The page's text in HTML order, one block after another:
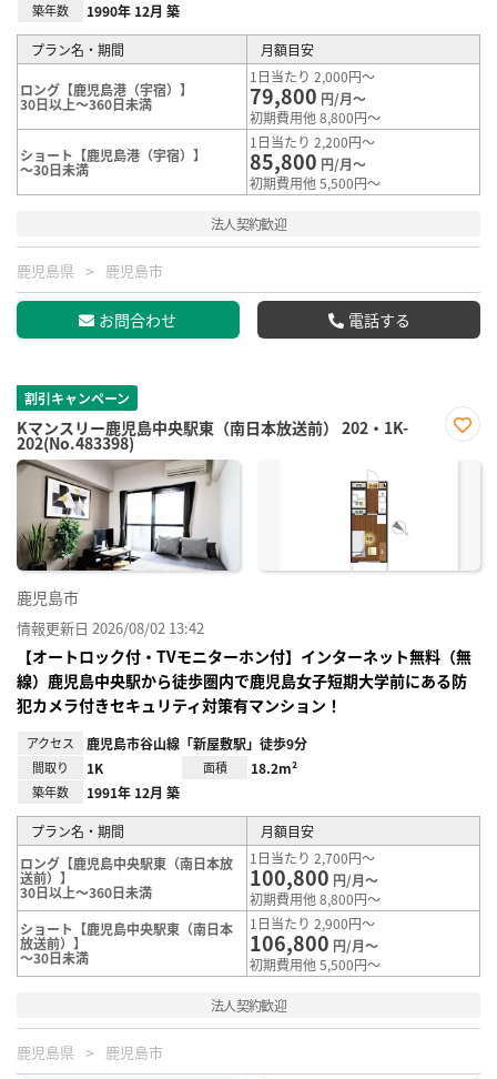
築年数 1990年 12月 築
プラン名・期間 月額目安
ロング【鹿児島港（宇宿）】
30日以上～360日未満
1日当たり 2,000円～
79,800 円/月～
初期費用他 8,800円～
ショート【鹿児島港（宇宿）】
～30日未満
1日当たり 2,200円～
85,800 円/月～
初期費用他 5,500円～
法人契約歓迎
鹿児島県 鹿児島市
お問合わせ 電話する
割引キャンペーン
Kマンスリー鹿児島中央駅東（南日本放送前） 202・1K-
202(No.483398)
に入
鹿児島市
情報更新日 2026/08/02 13:42
【オートロック付・TVモニターホン付】インターネット無料（無
線）鹿児島中央駅から徒歩圏内で鹿児島女子短期大学前にある防
犯カメラ付きセキュリティ対策有マンション！
アクセス 鹿児島市谷山線「新屋敷駅」徒歩9分
間取り 1K 面積 18.2m²
築年数 1991年 12月 築
プラン名・期間
月額目安
ロング【鹿児島中央駅東（南日本放
送前）】
30日以上～360日未満
1日当たり 2,700円～
100,800 円/月～
初期費用他 8,800円～
ショート【鹿児島中央駅東（南日本
放送前）】
～30日未満
1日当たり 2,900円～
106,800 円/月～
初期費用他 5,500円～
法人契約歓迎
鹿児島県 鹿児島市